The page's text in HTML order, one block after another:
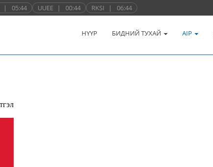
| 05:44 UUEE | 00:44 RKSI | 06:44
НҮҮР БИДНИЙ ТУХАЙ AIP